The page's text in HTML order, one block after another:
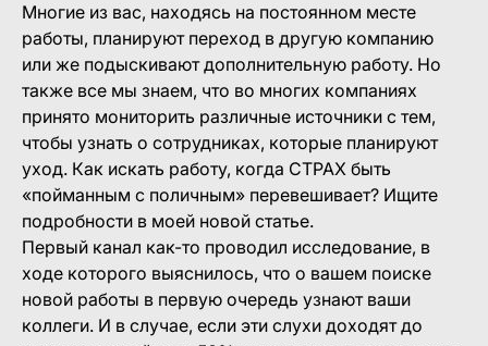
Многие из вас, находясь на постоянном месте
работы, планируют переход в другую компанию
или же подыскивают дополнительную работу. Но
также все мы знаем, что во многих компаниях
принято мониторить различные источники с тем,
чтобы узнать о сотрудниках, которые планируют
уход. Как искать работу, когда СТРАХ быть
«пойманным с поличным» перевешивает? Ищите
подробности в моей новой статье.
Первый канал как-то проводил исследование, в
ходе которого выяснилось, что о вашем поиске
новой работы в первую очередь узнают ваши
коллеги. И в случае, если эти слухи доходят до